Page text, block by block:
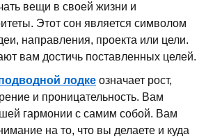
вещи в своей жизни и
Этот сон является символом
направления, проекта или цели.
вам достичь поставленных целей.
лодке означает рост,
и проницательность. Вам
гармонии с самим собой. Вам
на то, что вы делаете и куда